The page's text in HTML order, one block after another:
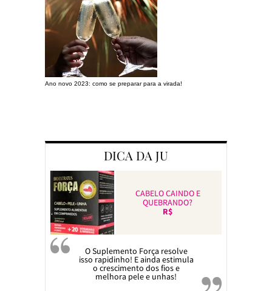
Ano novo 2023: como se preparar para a virada!
DICA DA JU
CABELO CAINDO E
QUEBRANDO?
R$
O Suplemento Força resolve
isso rapidinho! E ainda estimula
o crescimento dos fios e
melhora pele e unhas!